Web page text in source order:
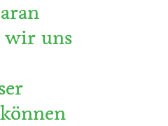
wir uns